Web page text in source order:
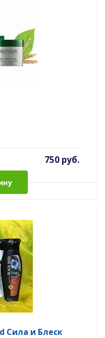
750 руб.
Сила и Блеск